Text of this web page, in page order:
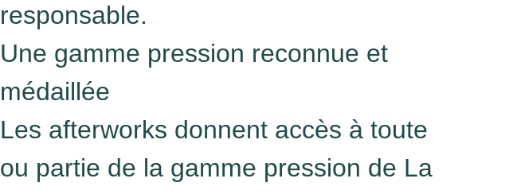
responsable.
Une gamme pression reconnue et
médaillée
Les afterworks donnent accès à toute
ou partie de la gamme pression de La